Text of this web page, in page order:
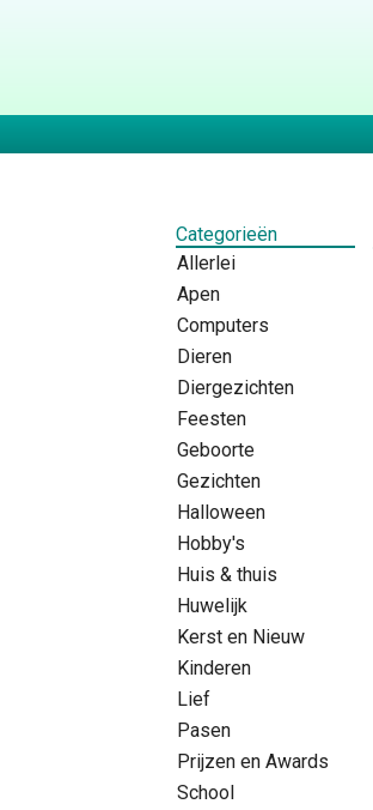
Categorieën
Allerlei
Apen
Computers
Dieren
Diergezichten
Feesten
Geboorte
Gezichten
Halloween
Hobby's
Huis & thuis
Huwelijk
Kerst en Nieuw
Kinderen
Lief
Pasen
Prijzen en Awards
School